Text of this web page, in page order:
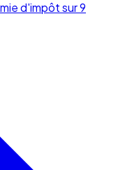
d'impôt sur 9